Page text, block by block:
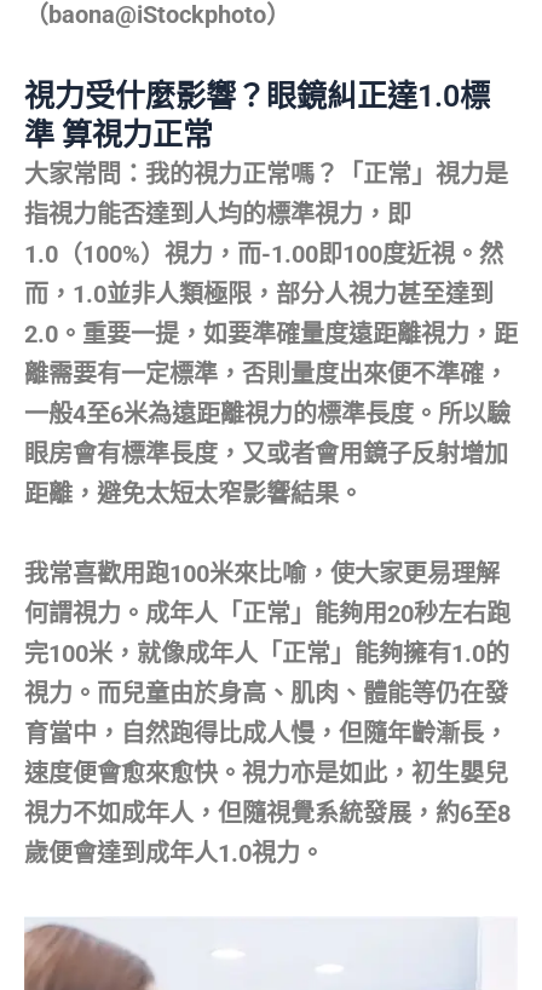
（baona@iStockphoto）
視力受什麼影響？眼鏡糾正達1.0標
準 算視力正常
大家常問：我的視力正常嗎？「正常」視力是
指視力能否達到人均的標準視力，即
1.0（100%）視力，而-1.00即100度近視。然
而，1.0並非人類極限，部分人視力甚至達到
2.0。重要一提，如要準確量度遠距離視力，距
離需要有一定標準，否則量度出來便不準確，
一般4至6米為遠距離視力的標準長度。所以驗
眼房會有標準長度，又或者會用鏡子反射增加
距離，避免太短太窄影響結果。
我常喜歡用跑100米來比喻，使大家更易理解
何謂視力。成年人「正常」能夠用20秒左右跑
完100米，就像成年人「正常」能夠擁有1.0的
視力。而兒童由於身高、肌肉、體能等仍在發
育當中，自然跑得比成人慢，但隨年齡漸長，
速度便會愈來愈快。視力亦是如此，初生嬰兒
視力不如成年人，但隨視覺系統發展，約6至8
歲便會達到成年人1.0視力。